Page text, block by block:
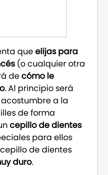
queelijas para
(o cualquier otra
decómo le
. Al principio será
a la
de forma
cepillo de dientes
para ellos
de dientes
duro.